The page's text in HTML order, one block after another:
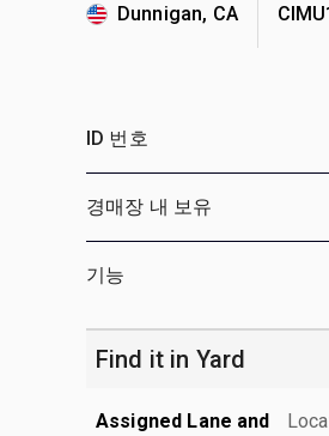
Dunnigan, CA
ID 번호
경매장 내 보유
기능
Find it in Yard
Assigned Lane and